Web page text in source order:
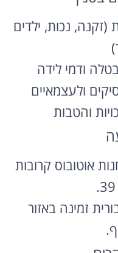
ודמי לידה
ולעצמאיים
והטבות
זמינה באזור